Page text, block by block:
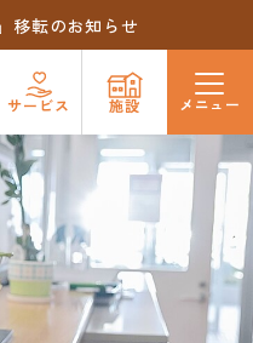
移転のお知らせ
サービス 施設 メニュー